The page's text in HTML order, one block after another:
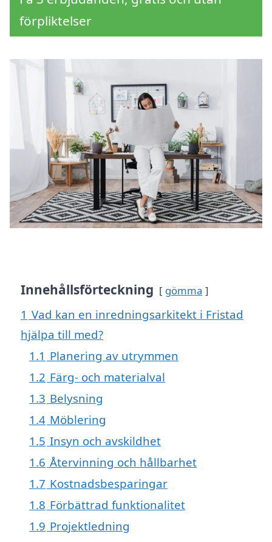
förpliktelser
Innehållsförteckning gömma
1 Vad kan en inredningsarkitekt i Fristad
hjälpa till med?
1.1 Planering av utrymmen
1.2 Färg- och materialval
1.3 Belysning
1.4 Möblering
1.5 Insyn och avskildhet
1.6 Återvinning och hållbarhet
1.7 Kostnadsbesparingar
1.8 Förbättrad funktionalitet
1.9 Projektledning